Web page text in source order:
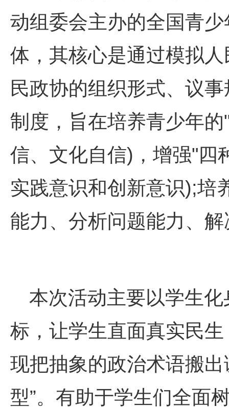
动组委会主办的全国青
体，其核心是通过模拟
民政协的组织形式、议
制度，旨在培养青少年的
信、文化自信) ，增强"四
实践意识和创新意识);培
能力、分析问题能力、
本次活动主要以学生化
标，让学生直面真实民
现把抽象的政治术语搬
型”。有助于学生们全面